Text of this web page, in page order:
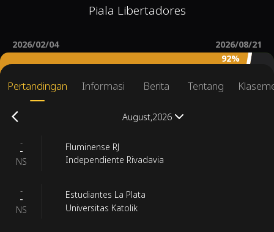
Piala Libertadores
2026/02/04
2026/08/21
92%
Pertandingan Informasi Berita Tentang
August,2026
-
-
NS
Fluminense RJ
Independiente Rivadavia
-
-
NS
Estudiantes La Plata
Universitas Katolik